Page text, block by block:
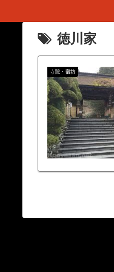
徳川家
寺院・宿坊